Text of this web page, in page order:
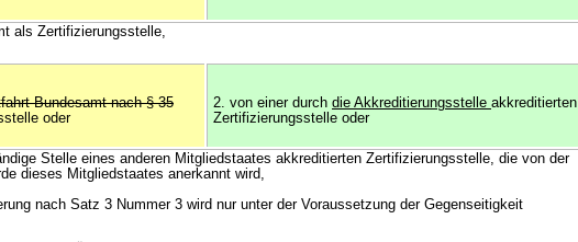
als Zertifizierungsstelle,
Bundesamt nach § 35
oder
2. von einer durch die Akkreditierungsstelle akkreditierten
Zertifizierungsstelle oder
Stelle eines anderen Mitgliedstaates akkreditierten Zertifizierungsstelle, die von der
dieses Mitgliedstaates anerkannt wird,
nach Satz 3 Nummer 3 wird nur unter der Voraussetzung der Gegenseitigkeit